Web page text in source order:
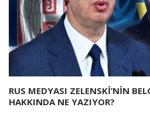
RUS MEDYASI ZELENSKİ’NİN
HAKKINDA NE YAZIYOR?